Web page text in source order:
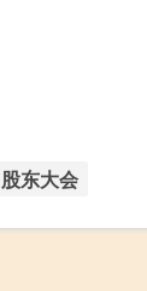
股东大会